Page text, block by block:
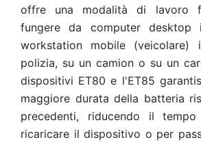
offre una modalità di lavoro
fungere da computer
workstation mobile (veicolare)
polizia, su un camion o su un
dispositivi ET80 e l'ET85
maggiore durata della batteria
precedenti, riducendo il
ricaricare il dispositivo o per